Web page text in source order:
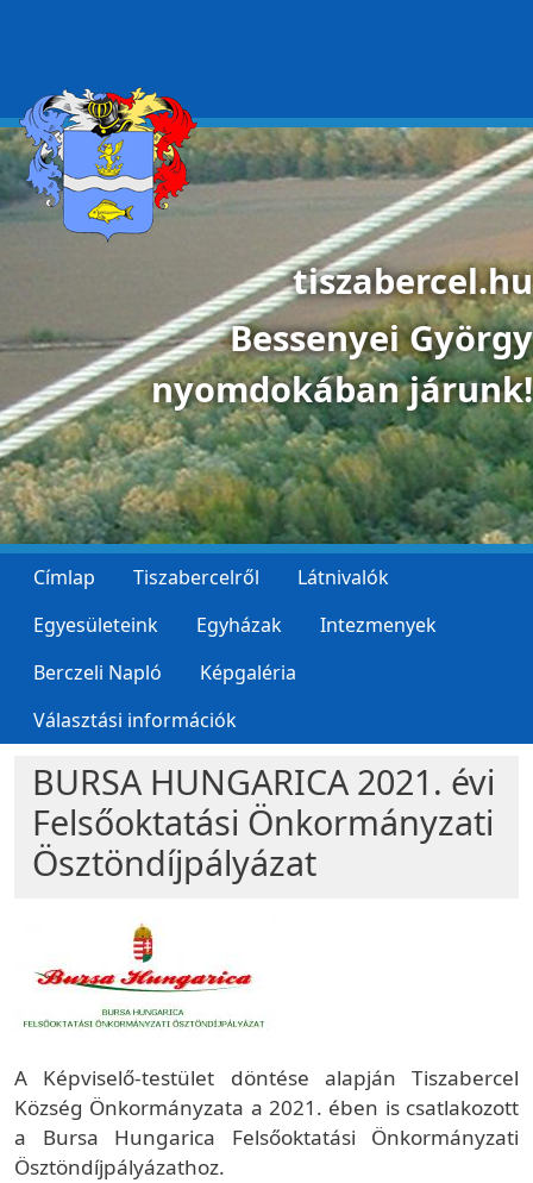
tiszabercel.hu
Bessenyei György
nyomdokában járunk!
Címlap Tiszabercelről
Látnivalók
Egyesületeink
Egyházak
Intezmenyek
Berczeli Napló
Képgaléria
Választási információk
BURSA HUNGARICA 2021. évi
Felsőoktatási Önkormányzati
Ösztöndíjpályázat
A Képviselő-testület döntése alapján Tiszabercel
Község Önkormányzata a 2021. ében is csatlakozott
a Bursa Hungarica Felsőoktatási Önkormányzati
Ösztöndíjpályázathoz.